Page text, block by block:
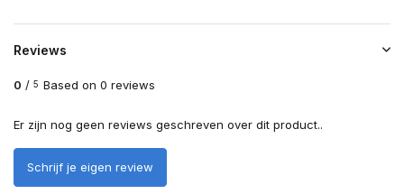
Reviews
0 / 5 Based on 0 reviews
Er zijn nog geen reviews geschreven over dit product..
Schrijf je eigen review